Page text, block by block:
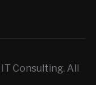
Consulting. All